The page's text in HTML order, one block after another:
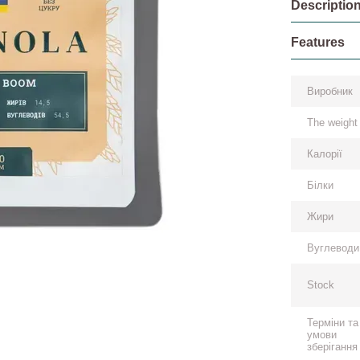
Features
Виробник
The weight
Калорії
Білки
Жири
Вуглеводи
Stock
Терміни та
умови
зберігання